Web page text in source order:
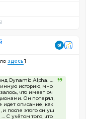
здесь
Dynamic Alpha. …
историю, мно
что имеет оч
Он потерял,
идет описание, как
и после этого он уш
С учётом того, что